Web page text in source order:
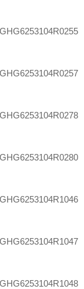
GHG6253104R0255
GHG6253104R0257
GHG6253104R0278
GHG6253104R0280
GHG6253104R1046
GHG6253104R1047
GHG6253104R1048